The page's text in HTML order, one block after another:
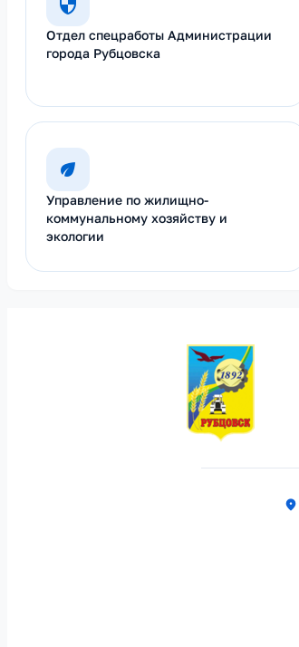
Отдел спецработы Администрации
города Рубцовска
Управление по жилищно-
коммунальному хозяйству и
экологии